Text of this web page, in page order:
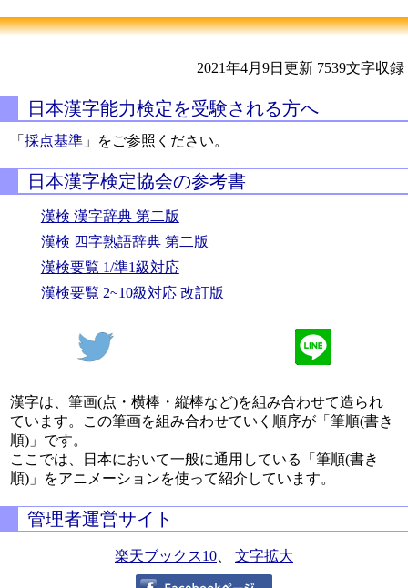
2021年4月9日更新 7539文字収録
日本漢字能力検定を受験される方へ
「採点基準 」をご参照ください。
日本漢字検定協会の参考書
漢検 漢字辞典 第二版
漢検 四字熟語辞典 第二版
漢検要覧 1/準1級対応
漢検要覧 2~10級対応 改訂版
漢字は、筆画(点・横棒・縦棒など)を組み合わせて造られ
ています。この筆画を組み合わせていく順序が「筆順(書き
順)」です。
ここでは、日本において一般に通用している「筆順(書き
順)」をアニメーションを使って紹介しています。
管理者運営サイト
楽天ブックス10 文字拡大